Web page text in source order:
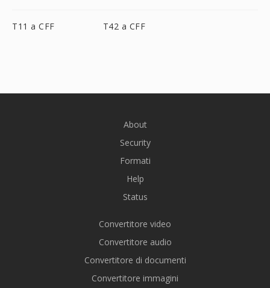
T11 a CFF T42 a CFF
About
Security
Formati
Help
Status
Convertitore video
Convertitore audio
Convertitore di documenti
Convertitore immagini